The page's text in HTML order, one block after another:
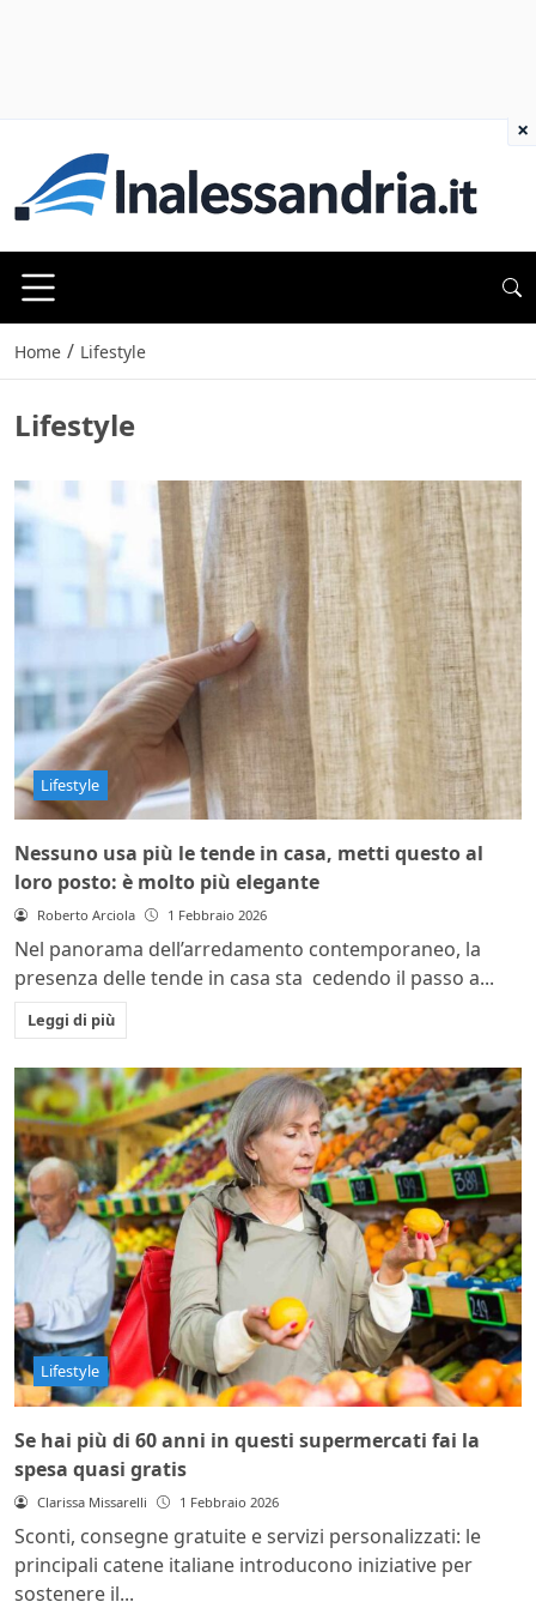
Home / Lifestyle
Lifestyle
Lifestyle
Nessuno usa più le tende in casa, metti questo al
loro posto: è molto più elegante
Roberto Arciola 1 Febbraio 2026
Nel panorama dell’arredamento contemporaneo, la
presenza delle tende in casa sta cedendo il passo a...
Leggi di più
Lifestyle
Se hai più di 60 anni in questi supermercati fai la
spesa quasi gratis
Clarissa Missarelli 1 Febbraio 2026
Sconti, consegne gratuite e servizi personalizzati: le
principali catene italiane introducono iniziative per
sostenere il...
×